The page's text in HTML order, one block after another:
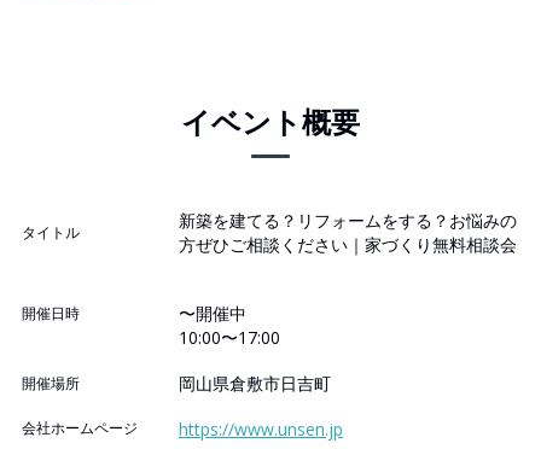
イベント概要
タイトル
新築を建てる？リフォームをする？お悩みの
方ぜひご相談ください｜家づくり無料相談会
開催日時
〜開催中
10:00〜17:00
開催場所 岡山県倉敷市日吉町
会社ホームページ https://www.unsen.jp